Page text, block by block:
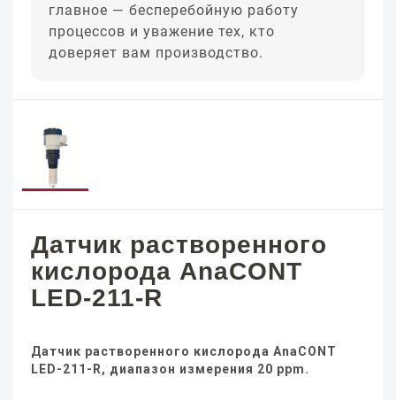
главное — бесперебойную работу
процессов и уважение тех, кто
доверяет вам производство.
Датчик растворенного
кислорода AnaCONT
LED-211-R
Датчик растворенного кислорода AnaCONT
LED-211-R, диапазон измерения 20 ppm.